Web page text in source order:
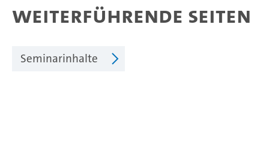
Weiterführende Seiten
Seminarinhalte